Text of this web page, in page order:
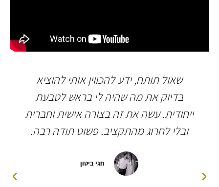
שאול תותח, ידע להכווין אותי להוציא
בדיוק את מה שהיה לי בראש לטבעת
ייחודית. עשה את זה בצורה אישית וחברית
ובלי לחרוג מהתקציב. פשוט תודה רבה.
חגי ביטון